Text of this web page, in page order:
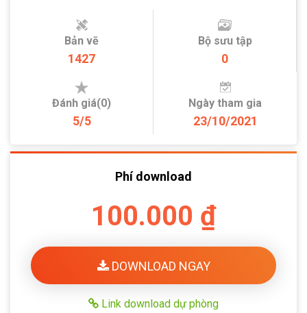
Bản vẽ
1427
Bộ sưu tập
0
Đánh giá(0)
5/5
Ngày tham gia
23/10/2021
Phí download
100.000 ₫
DOWNLOAD NGAY
Link download dự phòng